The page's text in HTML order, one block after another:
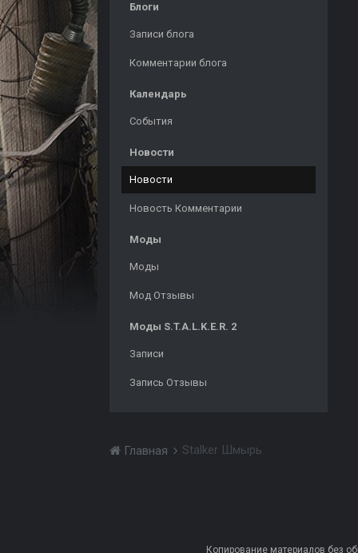
Блоги
Записи блога
Комментарии блога
Календарь
События
Новости
Новости
Новость Комментарии
Моды
Моды
Мод Отзывы
Моды S.T.A.L.K.E.R. 2
Записи
Запись Отзывы
Главная Stalker Шмырь
Копирование материалов без